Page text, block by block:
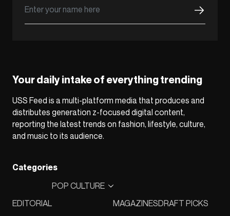
Your daily intake of everything trending
USS Feed is a multi-platform media that produces and
distributes generation z-focused digital content,
reporting the latest trends on fashion, lifestyle, culture,
and music to its audience.
Categories
EDITORIAL
POP CULTURE
MAGAZINESDRAFT PICKS